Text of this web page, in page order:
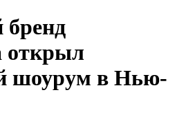
бренд
открыл
шоурум в Нью-